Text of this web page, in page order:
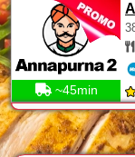
~45min